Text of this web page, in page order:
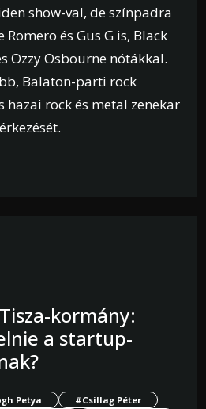
show-val, de színpadra
és Gus G is, Black
Ozzy Osbourne nótákkal.
Balaton-parti rock
rock és metal zenekar
kormány:
a startup-
Petya
#Csillag Péter